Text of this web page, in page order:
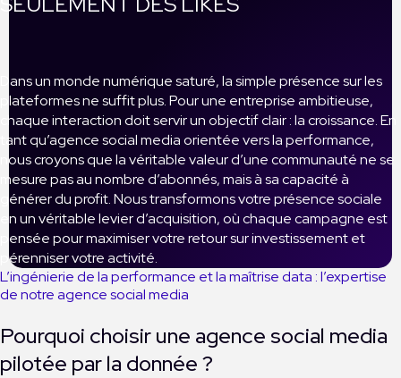
Dans un monde numérique saturé, la simple présence sur les
plateformes ne suffit plus. Pour une entreprise ambitieuse,
chaque interaction doit servir un objectif clair : la croissance. En
tant qu’agence social media orientée vers la performance,
nous croyons que la véritable valeur d’une communauté ne se
mesure pas au nombre d’abonnés, mais à sa capacité à
générer du profit. Nous transformons votre présence sociale
en un véritable levier d’acquisition, où chaque campagne est
pensée pour maximiser votre retour sur investissement et
pérenniser votre activité.
L’ingénierie de la performance et la maîtrise data : l’expertise
de notre agence social media
Pourquoi choisir une agence social media
pilotée par la donnée ?